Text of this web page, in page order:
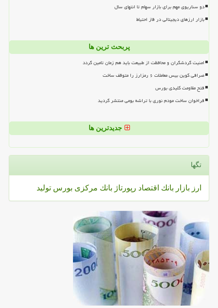
دو سناریوی مهم برای بازار سهام تا انتهای سال
بازار ارزهای دیجیتالی در فاز احتیاط
پربحث ترین ها
امنیت گردشگران و محافظت از طبیعت باید هم زمان تامین گردد
صرافی کوین بیس معاملات ۶ رمزارز را متوقف ساخت
فتح مقاومت کلیدی بورس
فراخوان ساخت مودم نوری با تراشه بومی منتشر گردید
جدیدترین ها
تگها
ارز بازار بانك اقتصاد رپورتاژ بانك مركزی بورس تولید